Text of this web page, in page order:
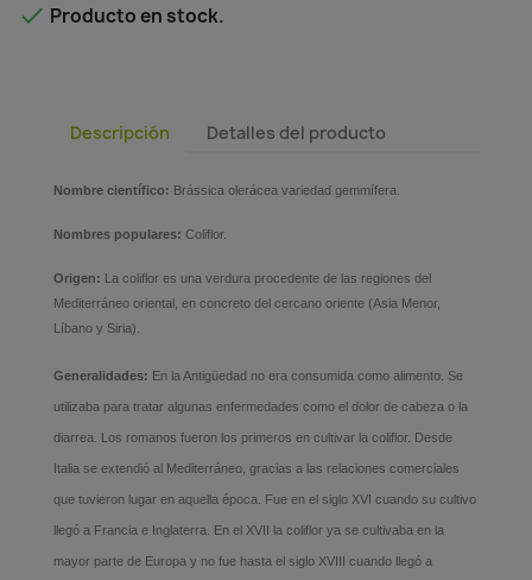
 Producto en stock.
Descripción Detalles del producto
Nombre científico: Brássica olerácea variedad gemmífera.
Nombres populares: Coliflor.
Origen:
La coliflor es una verdura procedente de las regiones del
Mediterráneo oriental, en concreto del cercano oriente (Asia Menor,
Líbano y Siria).
Generalidades: En la Antigüedad no era consumida como alimento. Se
utilizaba para tratar algunas enfermedades como el dolor de cabeza o la
diarrea. Los romanos fueron los primeros en cultivar la coliflor. Desde
Italia se extendió al Mediterráneo, gracias a las relaciones comerciales
que tuvieron lugar en aquella época. Fue en el siglo XVI cuando su cultivo
llegó a Francia e Inglaterra. En el XVII la coliflor ya se cultivaba en la
mayor parte de Europa y no fue hasta el siglo XVIII cuando llegó a